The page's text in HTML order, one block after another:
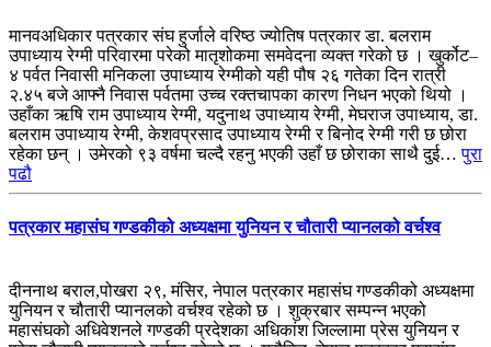
मानवअधिकार पत्रकार संघ हुर्जाले वरिष्ठ ज्योतिष पत्रकार डा. बलराम
उपाध्याय रेग्मी परिवारमा परेको मातृशोकमा समवेदना व्यक्त गरेको छ । खुर्कोट–
४ पर्वत निवासी मनिकला उपाध्याय रेग्मीको यही पौष २६ गतेका दिन रात्री
२.४५ बजे आफ्नै निवास पर्वतमा उच्च रक्तचापका कारण निधन भएको थियो ।
उहाँका ऋषि राम उपाध्याय रेग्मी, यदुनाथ उपाध्याय रेग्मी, मेघराज उपाध्याय, डा.
बलराम उपाध्याय रेग्मी, केशवप्रसाद उपाध्याय रेग्मी र बिनोद रेग्मी गरी छ छोरा
रहेका छन् । उमेरको ९३ वर्षमा चल्दै रहनु भएकी उहाँ छ छोराका साथै दुई…पुरा
पढौ
पत्रकार महासंघ गण्डकीको अध्यक्षमा युनियन र चौतारी प्यानलको वर्चश्व
दीननाथ बराल,पोखरा २९, मंसिर, नेपाल पत्रकार महासंघ गण्डकीको अध्यक्षमा
युनियन र चौतारी प्यानलको वर्चश्व रहेको छ । शुक्रबार सम्पन्न भएको
महासंघको अधिवेशनले गण्डकी प्रदेशका अधिकांश जिल्लामा प्रेस युनियन र